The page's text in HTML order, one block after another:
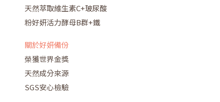
天然萃取維生素C+玻尿酸
粉好妍活力酵母B群+鐵
關於好妍備份
榮獲世界金獎
天然成分來源
SGS安心檢驗